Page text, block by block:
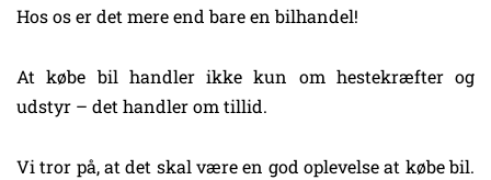
Hos os er det mere end bare en bilhandel!
At købe bil handler ikke kun om hestekræfter og
udstyr – det handler om tillid.
Vi tror på, at det skal være en god oplevelse at købe bil.